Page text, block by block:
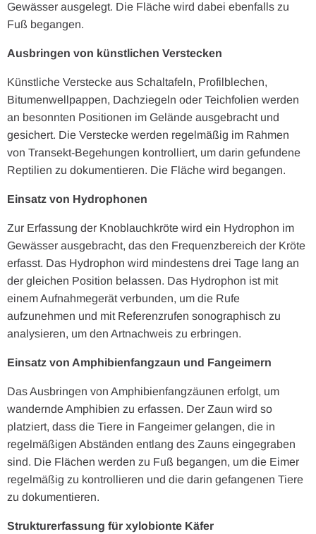
Gewässer ausgelegt. Die Fläche wird dabei ebenfalls zu
Fuß begangen.
Ausbringen von künstlichen Verstecken
Künstliche Verstecke aus Schaltafeln, Profilblechen,
Bitumenwellpappen, Dachziegeln oder Teichfolien werden
an besonnten Positionen im Gelände ausgebracht und
gesichert. Die Verstecke werden regelmäßig im Rahmen
von Transekt-Begehungen kontrolliert, um darin gefundene
Reptilien zu dokumentieren. Die Fläche wird begangen.
Einsatz von Hydrophonen
Zur Erfassung der Knoblauchkröte wird ein Hydrophon im
Gewässer ausgebracht, das den Frequenzbereich der Kröte
erfasst. Das Hydrophon wird mindestens drei Tage lang an
der gleichen Position belassen. Das Hydrophon ist mit
einem Aufnahmegerät verbunden, um die Rufe
aufzunehmen und mit Referenzrufen sonographisch zu
analysieren, um den Artnachweis zu erbringen.
Einsatz von Amphibienfangzaun und Fangeimern
Das Ausbringen von Amphibienfangzäunen erfolgt, um
wandernde Amphibien zu erfassen. Der Zaun wird so
platziert, dass die Tiere in Fangeimer gelangen, die in
regelmäßigen Abständen entlang des Zauns eingegraben
sind. Die Flächen werden zu Fuß begangen, um die Eimer
regelmäßig zu kontrollieren und die darin gefangenen Tiere
zu dokumentieren.
Strukturerfassung für xylobionte Käfer